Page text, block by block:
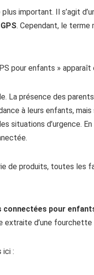
important. Il s’agit
. Cependant, le
pour enfants » apparaît
La présence des
à leurs enfants,
situations d’urgence.
de produits, toutes les
connectées pour
d’une fourchette
ici :